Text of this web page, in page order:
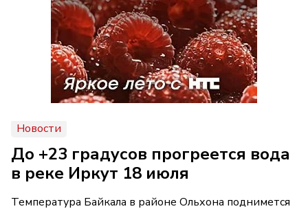
Новости
До +23 градусов прогреется вода
в реке Иркут 18 июля
Температура Байкала в районе Ольхона поднимется